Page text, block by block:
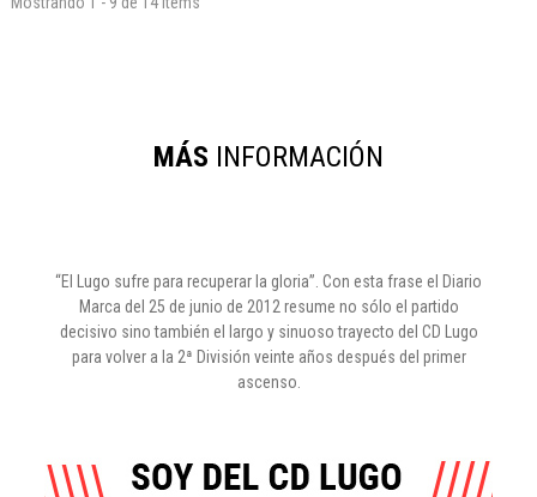
MÁS INFORMACIÓN
“El Lugo sufre para recuperar la gloria”. Con esta frase el Diario
Marca del 25 de junio de 2012 resume no sólo el partido
decisivo sino también el largo y sinuoso trayecto del CD Lugo
para volver a la 2ª División veinte años después del primer
ascenso.